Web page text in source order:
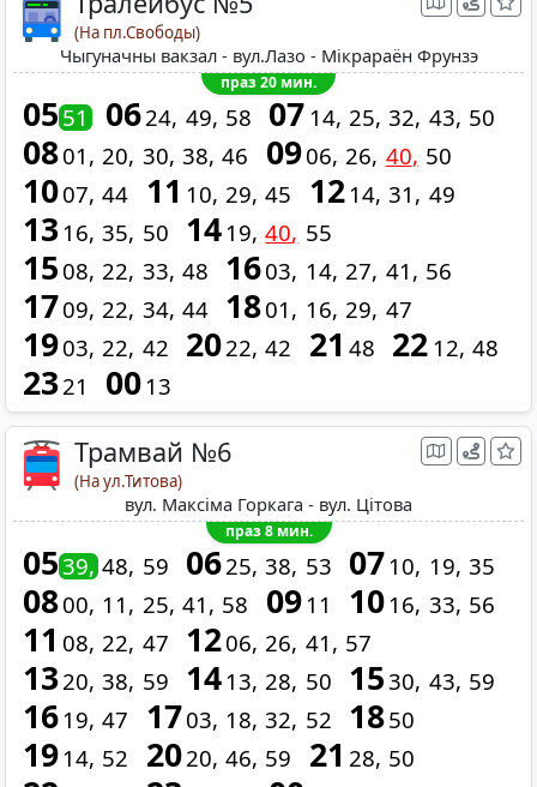
(На пл.Свободы)
Чыгуначны вакзал - вул.Лазо - Мікрараён Фрунзэ
праз 20 мин.
0551 0624 49 58 07 14 25 32 43 50
0801 20 30 38 46 0906 26 40 50
1007 44 11 10 29 45 12 14 31 49
13 16 35 50 14 19 40 55
15 08 22 33 48 1603 14 27 41 56
1709 22 34 44 1801 16 29 47
1903 22 42 2022 42 21 48 22 12 48
2321 00 13
Трамвай №6
(На ул.Титова)
вул. Максіма Горкага - вул. Цітова
праз 8 мин.
0539 48 59 0625 38 53 07 10 19 35
0800 11 25 41 58 09 11 10 16 33 56
11 08 22 47 1206 26 41 57
1320 38 59 14 13 28 50 1530 43 59
16 19 47 1703 18 32 52 1850
19 14 52 2020 46 59 21 28 50